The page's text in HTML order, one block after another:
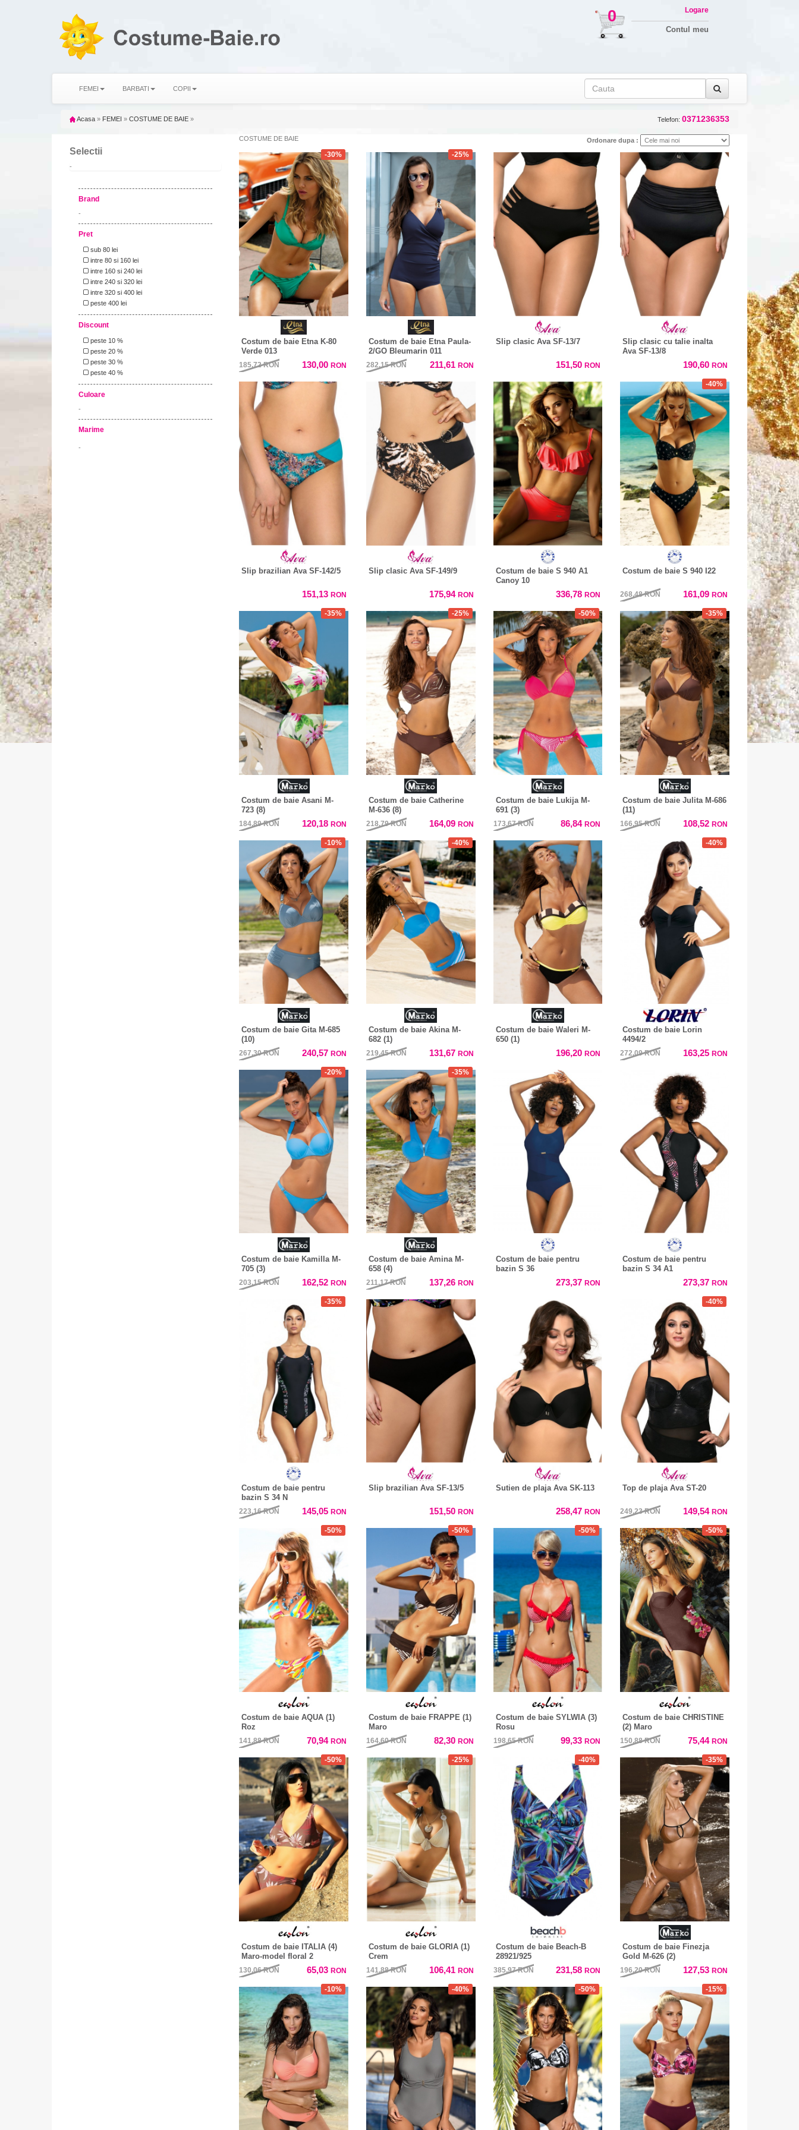
0 Logare
Contul meu
FEMEI BARBATI COPII
Acasa » FEMEI » COSTUME DE BAIE » Telefon: 0371236353
Selectii
-
Brand
-
Pret
sub 80 lei
intre 80 si 160 lei
intre 160 si 240 lei
intre 240 si 320 lei
intre 320 si 400 lei
peste 400 lei
Discount
peste 10 %
peste 20 %
peste 30 %
peste 40 %
Culoare
-
Marime
-
COSTUME DE BAIE Ordonare dupa :
-30%
Costum de baie Etna K-80
Verde 013
185,72RON 130,00 RON
-25%
Costum de baie Etna Paula-
2/GO Bleumarin 011
282,15RON 211,61 RON
Slip clasic Ava SF-13/7
151,50RON
Slip clasic cu talie inalta
Ava SF-13/8
190,60 RON
Slip brazilian Ava SF-142/5
151,13 RON
Slip clasic Ava SF-149/9
175,94 RON
Costum de baie S 940 A1
Canoy 10
336,78RON
-40%
Costum de baie S 940 I22
268,48RON 161,09 RON
-35%
Costum de baie Asani M-
723 (8)
184,89RON 120,18 RON
-25%
Costum de baie Catherine
M-636 (8)
218,79RON 164,09 RON
-50%
Costum de baie Lukija M-
691 (3)
173,67RON 86,84RON
-35%
Costum de baie Julita M-686
(11)
166,95RON 108,52 RON
-10%
Costum de baie Gita M-685
(10)
267,30RON 240,57 RON
-40%
Costum de baie Akina M-
682 (1)
219,45RON 131,67 RON
Costum de baie Waleri M-
650 (1)
196,20RON
-40%
Costum de baie Lorin
4494/2
272,09RON 163,25 RON
-20%
Costum de baie Kamilla M-
705 (3)
203,15RON 162,52 RON
-35%
Costum de baie Amina M-
658 (4)
211,17RON 137,26 RON
Costum de baie pentru
bazin S 36
273,37RON
Costum de baie pentru
bazin S 34 A1
273,37 RON
-35%
Costum de baie pentru
bazin S 34 N
223,16RON 145,05 RON
Slip brazilian Ava SF-13/5
151,50 RON
Sutien de plaja Ava SK-113
258,47RON
-40%
Top de plaja Ava ST-20
249,23RON 149,54 RON
-50%
Costum de baie AQUA (1)
Roz
141,88RON 70,94 RON
-50%
Costum de baie FRAPPE (1)
Maro
164,60RON 82,30 RON
-50%
Costum de baie SYLWIA (3)
Rosu
198,65RON 99,33RON
-50%
Costum de baie CHRISTINE
(2) Maro
150,88RON 75,44 RON
-50%
Costum de baie ITALIA (4)
Maro-model floral 2
130,06RON 65,03 RON
-25%
Costum de baie GLORIA (1)
Crem
141,88RON 106,41 RON
-40%
Costum de baie Beach-B
28921/925
385,97RON 231,58RON
-35%
Costum de baie Finezja
Gold M-626 (2)
196,20RON 127,53 RON
-10% -40% -50% -15%